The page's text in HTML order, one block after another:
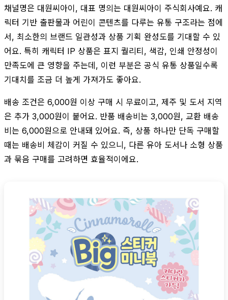
채널명은 대원씨아이, 대표 명의는 대원씨아이 주식회사예요. 캐
릭터 기반 출판물과 어린이 콘텐츠를 다루는 유통 구조라는 점에
서, 최소한의 브랜드 일관성과 상품 기획 완성도를 기대할 수 있
어요. 특히 캐릭터 IP 상품은 표지 퀄리티, 색감, 인쇄 안정성이
만족도에 큰 영향을 주는데, 이런 부분은 공식 유통 상품일수록
기대치를 조금 더 높게 가져가도 좋아요.
배송 조건은 6,000원 이상 구매 시 무료이고, 제주 및 도서 지역
은 추가 3,000원이 붙어요. 반품 배송비는 3,000원, 교환 배송
비는 6,000원으로 안내돼 있어요. 즉, 상품 하나만 단독 구매할
때는 배송비 체감이 커질 수 있으니, 다른 유아 도서나 소형 상품
과 묶음 구매를 고려하면 효율적이에요.